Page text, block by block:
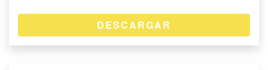
DESCARGAR